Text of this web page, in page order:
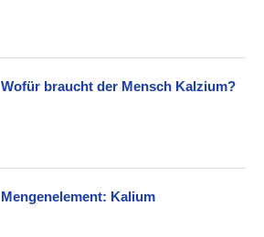
Wofür braucht der Mensch Kalzium?
Mengenelement: Kalium